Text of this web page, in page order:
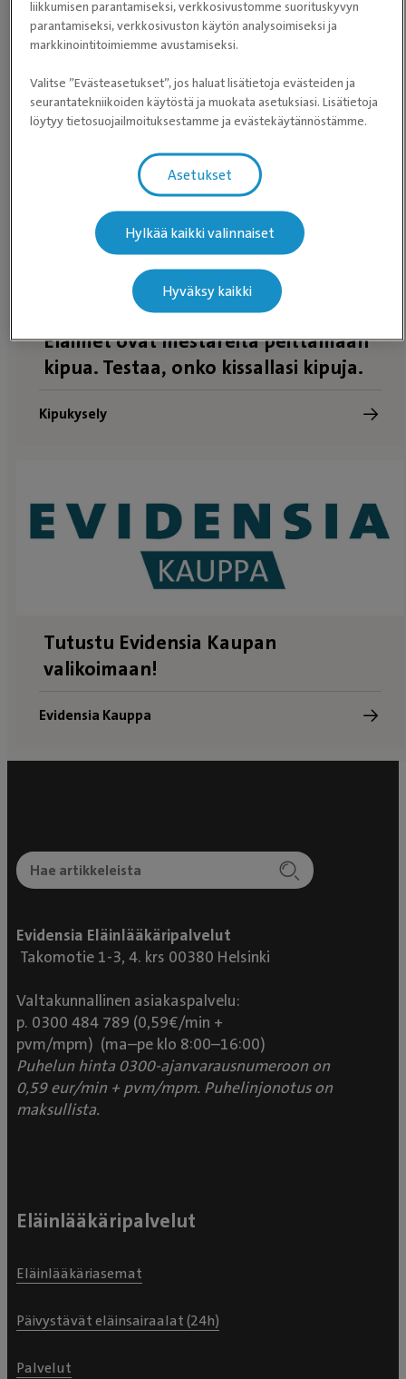
Etkö halua jakaa sijaintiasi kanssamme? Selaa
eläinlääkäriasemiasen sijaan.
Eläimet ovat mestareita peittämään
kipua. Testaa, onko kissallasi kipuja.
Kipukysely
Tutustu Evidensia Kaupan
valikoimaan!
Evidensia Kauppa
Evidensia Eläinlääkäripalvelut
Takomotie 1-3, 4. krs 00380 Helsinki
Valtakunnallinen asiakaspalvelu:
p. 0300 484 789 (0,59€/min +
pvm/mpm) (ma–pe klo 8:00–16:00)
Puhelun hinta 0300-ajanvarausnumeroon on
0,59 eur/min + pvm/mpm. Puhelinjonotus on
maksullista.
Eläinlääkäripalvelut
Eläinlääkäriasemat
Päivystävät eläinsairaalat (24h)
Palvelut
liikkumisen parantamiseksi, verkkosivustomme suorituskyvyn
parantamiseksi, verkkosivuston käytön analysoimiseksi ja
markkinointitoimiemme avustamiseksi.
Valitse ”Evästeasetukset”, jos haluat lisätietoja evästeiden ja
seurantatekniikoiden käytöstä ja muokata asetuksiasi. Lisätietoja
löytyy tietosuojailmoituksestamme ja evästekäytännöstämme.
Asetukset
Hylkää kaikki valinnaiset
Hyväksy kaikki